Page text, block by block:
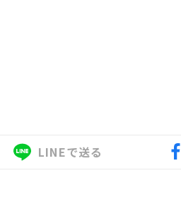
LINEで送る